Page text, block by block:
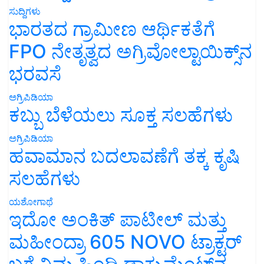
ಸುದ್ದಿಗಳು
ಭಾರತದ ಗ್ರಾಮೀಣ ಆರ್ಥಿಕತೆಗೆ
FPO ನೇತೃತ್ವದ ಅಗ್ರಿವೋಲ್ಟಾಯಿಕ್ಸ್‌ನ
ಭರವಸೆ
ಅಗ್ರಿಪಿಡಿಯಾ
ಕಬ್ಬು ಬೆಳೆಯಲು ಸೂಕ್ತ ಸಲಹೆಗಳು
ಅಗ್ರಿಪಿಡಿಯಾ
ಹವಾಮಾನ ಬದಲಾವಣೆಗೆ ತಕ್ಕ ಕೃಷಿ
ಸಲಹೆಗಳು
ಯಶೋಗಾಥೆ
ಇದೋ ಅಂಕಿತ್ ಪಾಟೀಲ್ ಮತ್ತು
ಮಹೀಂದ್ರಾ 605 NOVO ಟ್ರಾಕ್ಟರ್